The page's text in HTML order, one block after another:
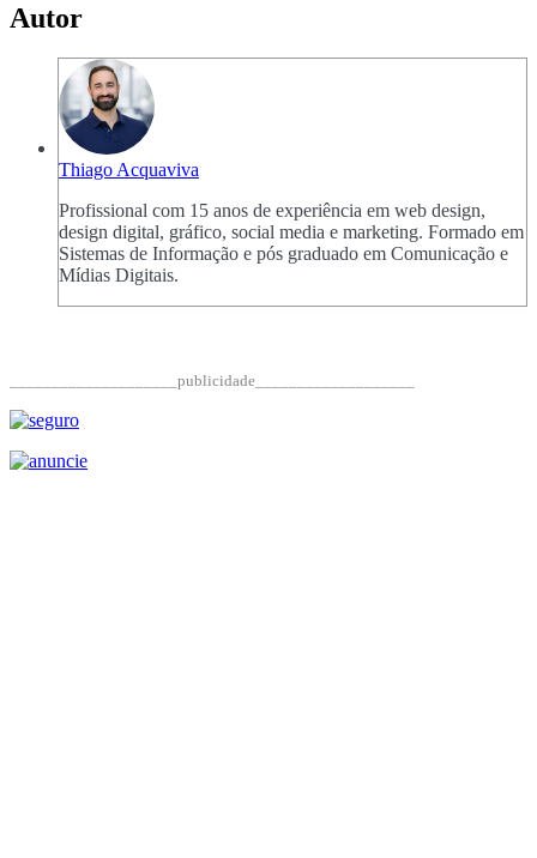
Autor
Thiago Acquaviva
Profissional com 15 anos de experiência em web design,
design digital, gráfico, social media e marketing. Formado em
Sistemas de Informação e pós graduado em Comunicação e
Mídias Digitais.
____________________publicidade___________________